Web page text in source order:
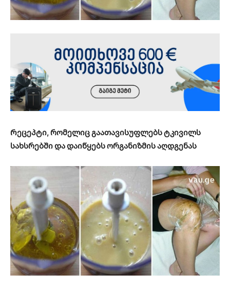
Რეცეპტი, რომელიც გაათავისუფლებს ტკივილს
სახსრებში და დაიწყებს ორგანიზმის აღდგენას